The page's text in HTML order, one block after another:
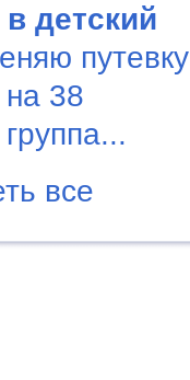
детский
путевку
на 38
все